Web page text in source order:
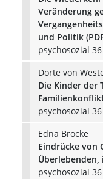
Veränderung
und Politik
psychosozial
Dörte von
Die Kinder der
psychosozial
Edna Brocke
Eindrücke von
Überlebenden,
psychosozial